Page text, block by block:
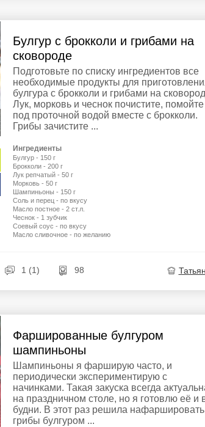
Булгур с брокколи и грибами на
сковороде
Подготовьте по списку ингредиентов все
необходимые продукты для
булгура с брокколи и грибами на
Лук, морковь и чеснок почистите, помойте
под проточной водой вместе с брокколи.
Грибы зачистите ...
Ингредиенты
Булгур - 150 г
Брокколи - 200 г
Лук репчатый - 50 г
Морковь - 50 г
Шампиньоны - 150 г
Соль и перец - по вкусу
Масло постное - 2 ст.л.
Чеснок - 1 зубчик
Соевый соус - по вкусу
Масло сливочное - по желанию
1 (1) 98
Фаршированные булгуром
шампиньоны
Шампиньоны я фарширую часто, и
периодически экспериментирую с
начинками. Такая закуска всегда
на праздничном столе, но я готовлю её и
будни. В этот раз решила нафаршировать
грибы булгуром ...